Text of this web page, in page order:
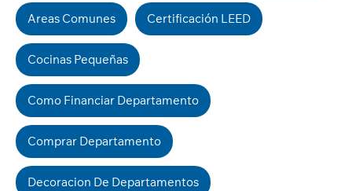
Areas Comunes Certificación LEED
Cocinas Pequeñas
Como Financiar Departamento
Comprar Departamento
Decoracion De Departamentos